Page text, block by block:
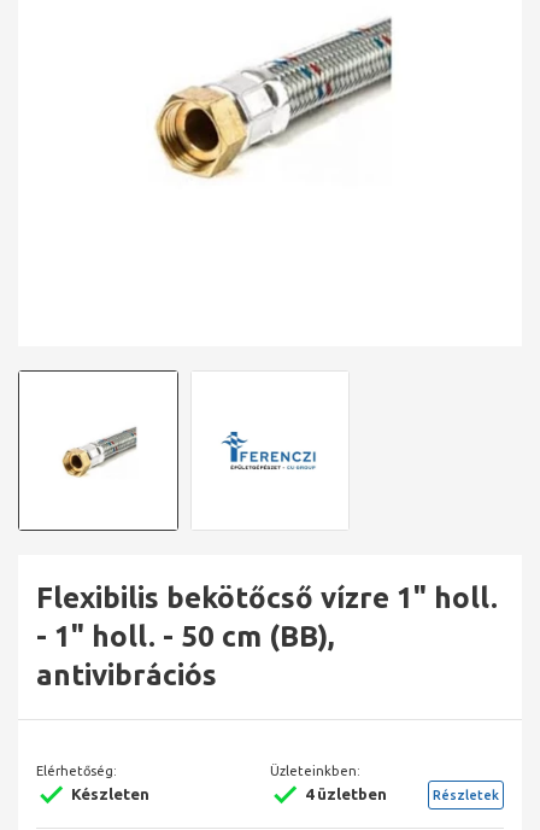
Flexibilis bekötőcső vízre 1" holl.
- 1" holl. - 50 cm (BB),
antivibrációs
Elérhetőség:
Készleten
Üzleteinkben:
4 üzletben Részletek